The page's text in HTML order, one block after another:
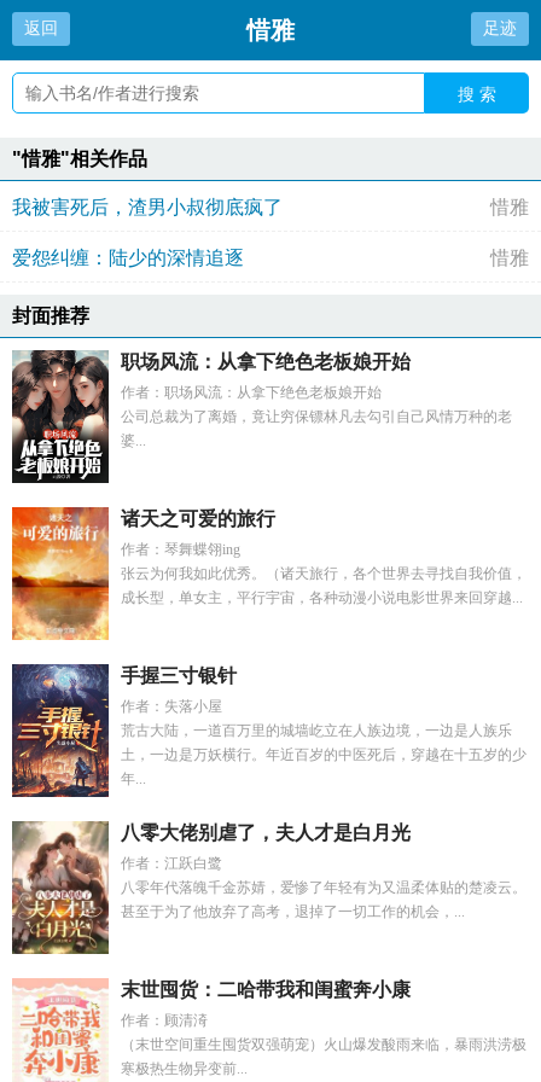
返回 惜雅 足迹
搜 索
"惜雅"相关作品
我被害死后，渣男小叔彻底疯了 惜雅
爱怨纠缠：陆少的深情追逐 惜雅
封面推荐
职场风流：从拿下绝色老板娘开始
作者：职场风流：从拿下绝色老板娘开始
公司总裁为了离婚，竟让穷保镖林凡去勾引自己风情万种的老
婆...
诸天之可爱的旅行
作者：琴舞蝶翎ing
张云为何我如此优秀。（诸天旅行，各个世界去寻找自我价值，
成长型，单女主，平行宇宙，各种动漫小说电影世界来回穿越...
手握三寸银针
作者：失落小屋
荒古大陆，一道百万里的城墙屹立在人族边境，一边是人族乐
土，一边是万妖横行。年近百岁的中医死后，穿越在十五岁的少
年...
八零大佬别虐了，夫人才是白月光
作者：江跃白鹭
八零年代落魄千金苏婧，爱惨了年轻有为又温柔体贴的楚凌云。
甚至于为了他放弃了高考，退掉了一切工作的机会，...
末世囤货：二哈带我和闺蜜奔小康
作者：顾清渏
（末世空间重生囤货双强萌宠）火山爆发酸雨来临，暴雨洪涝极
寒极热生物异变前...